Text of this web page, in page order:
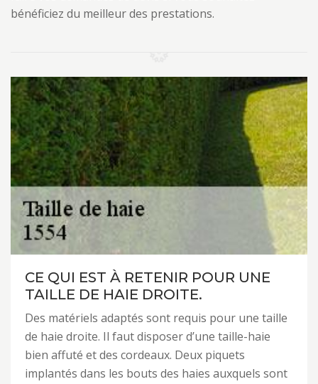
bénéficiez du meilleur des prestations.
CE QUI EST À RETENIR POUR UNE
TAILLE DE HAIE DROITE.
Des matériels adaptés sont requis pour une taille
de haie droite. Il faut disposer d’une taille-haie
bien affuté et des cordeaux. Deux piquets
implantés dans les bouts des haies auxquels sont